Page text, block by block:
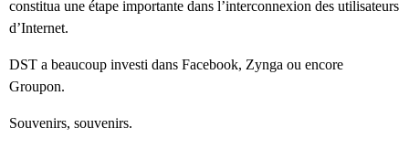
constitua une étape importante dans l’interconnexion des utilisateurs
d’Internet.
DST a beaucoup investi dans Facebook, Zynga ou encore
Groupon.
Souvenirs, souvenirs.